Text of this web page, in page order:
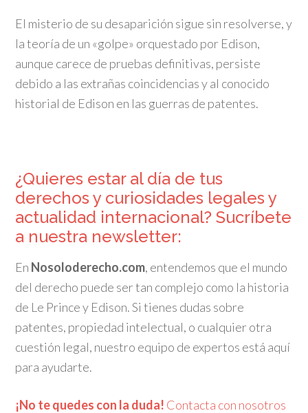
El misterio de su desaparición sigue sin resolverse, y
la teoría de un «golpe» orquestado por Edison,
aunque carece de pruebas definitivas, persiste
debido a las extrañas coincidencias y al conocido
historial de Edison en las guerras de patentes.
¿Quieres estar al día de tus
derechos y curiosidades legales y
actualidad internacional? Sucríbete
a nuestra newsletter:
En Nosoloderecho.com, entendemos que el mundo
del derecho puede ser tan complejo como la historia
de Le Prince y Edison. Si tienes dudas sobre
patentes, propiedad intelectual, o cualquier otra
cuestión legal, nuestro equipo de expertos está aquí
para ayudarte.
¡No te quedes con la duda! Contacta con nosotros